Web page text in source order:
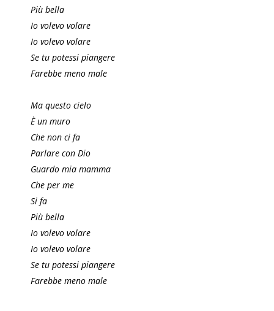
Più bella
Io volevo volare
Io volevo volare
Se tu potessi piangere
Farebbe meno male
Ma questo cielo
È un muro
Che non ci fa
Parlare con Dio
Guardo mia mamma
Che per me
Si fa
Più bella
Io volevo volare
Io volevo volare
Se tu potessi piangere
Farebbe meno male